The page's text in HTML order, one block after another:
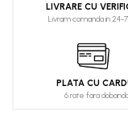
LIVRARE CU
Livram comanda in 24-
PLATA CU
6 rate fara